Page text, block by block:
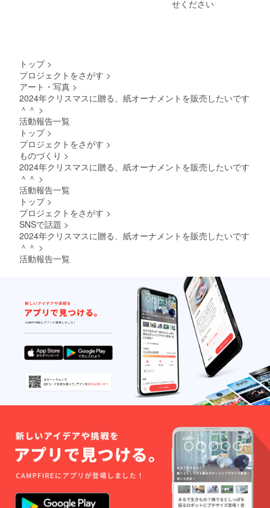
い。 ひ
近くに
＊＊＊
に。 い
の。
も、
ぼーっ
や、元
気が出
間、
どーん
な貴方
だって
全てが
かわい
くて 全
て愛お
しい
の。 ＊
＊＊＊
＊＊＊
＊＊＊
＊＊＊
紙
＊＊＊
＊＊＊
灯す
キャン
優し
く、包
る。 そ
して、
次へ向
かう闘
志を 静
かに燈
して 心
研ぎ澄
ませ
て、 深
く、凛
と、導
く。 A
candle
quiet
fighting
spirit
and a
healing
flame.
＊＊＊
＊＊＊
せください
トップ >
プロジェクトをさがす >
アート・写真 >
2024年クリスマスに贈る、紙オーナメントを販売したいです
＾＾ >
活動報告一覧
トップ >
プロジェクトをさがす >
ものづくり >
2024年クリスマスに贈る、紙オーナメントを販売したいです
＾＾ >
活動報告一覧
トップ >
プロジェクトをさがす >
SNSで話題 >
2024年クリスマスに贈る、紙オーナメントを販売したいです
＾＾ >
活動報告一覧